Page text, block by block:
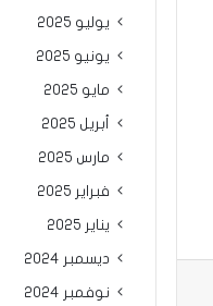
يوليو 2025
يونيو 2025
مايو 2025
أبريل 2025
مارس 2025
فبراير 2025
يناير 2025
ديسمبر 2024
نوفمبر 2024